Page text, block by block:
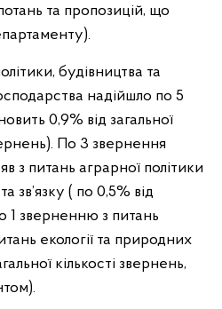
та пропозицій, що
будівництва та
надійшло по 5
0,9% від загальної
По 3 звернення
з питань аграрної політики
зв’язку ( по 0,5% від
1 зверненню з питань
екології та природних
кількості звернень,